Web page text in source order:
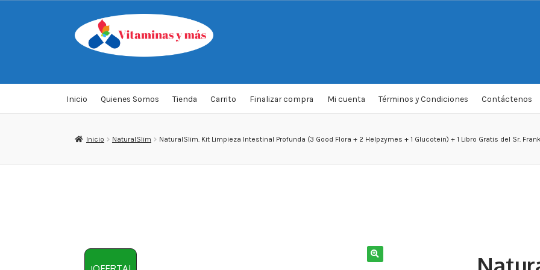
Saltar
a
navegación
al
contenido
Inicio Quienes Somos Tienda Carrito Finalizar compra Mi cuenta Términos y Condiciones Contáctenos
Inicio NaturalSlim NaturalSlim. Kit Limpieza Intestinal Profunda (3 Good Flora + 2 Helpzymes + 1 Glucotein) + 1 Libro Gratis del Sr.